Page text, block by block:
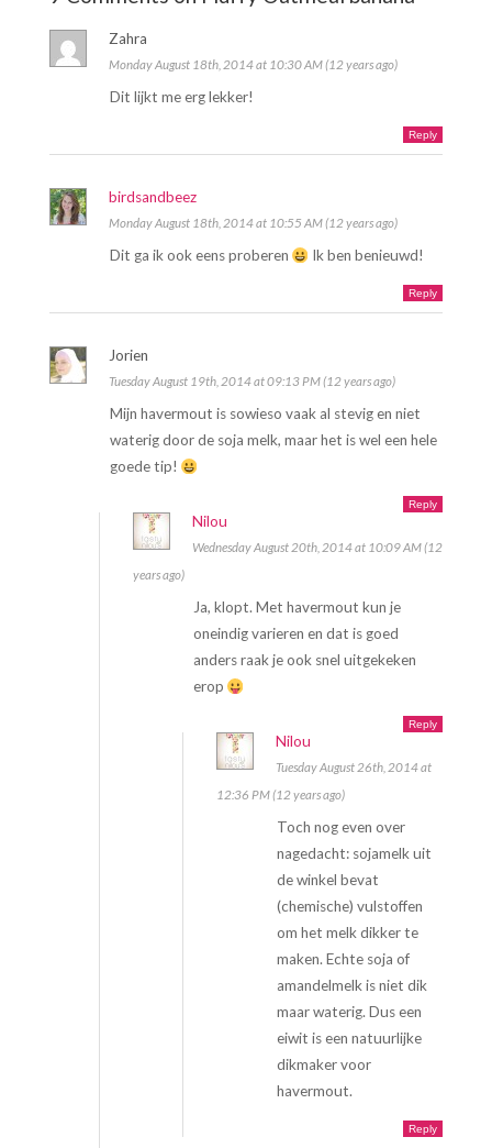
Zahra
Monday August 18th, 2014 at 10:30 AM (12 years ago)
Dit lijkt me erg lekker!
Reply
birdsandbeez
Monday August 18th, 2014 at 10:55 AM (12 years ago)
Dit ga ik ook eens proberen Ik ben benieuwd!
Reply
Jorien
Tuesday August 19th, 2014 at 09:13 PM (12 years ago)
Mijn havermout is sowieso vaak al stevig en niet
waterig door de soja melk, maar het is wel een hele
goede tip!
Reply
Nilou
Wednesday August 20th, 2014 at 10:09 AM (12
years ago)
Ja, klopt. Met havermout kun je
oneindig varieren en dat is goed
anders raak je ook snel uitgekeken
erop
Reply
Nilou
Tuesday August 26th, 2014 at
12:36 PM (12 years ago)
Toch nog even over
nagedacht: sojamelk uit
de winkel bevat
(chemische) vulstoffen
om het melk dikker te
maken. Echte soja of
amandelmelk is niet dik
maar waterig. Dus een
eiwit is een natuurlijke
dikmaker voor
havermout.
Reply